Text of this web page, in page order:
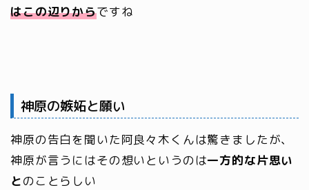
はこの辺りからですね
神原の嫉妬と願い
神原の告白を聞いた阿良々木くんは驚きましたが、
神原が言うにはその想いというのは一方的な片思い
とのことらしい